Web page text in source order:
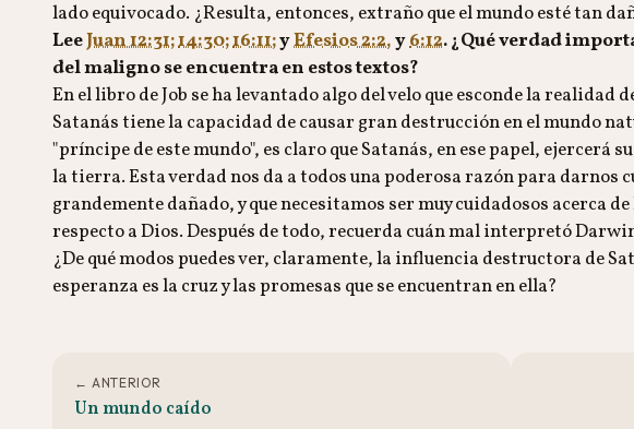
lado equivocado. ¿Resulta, entonces, extraño que el mundo esté tan
LeeJuan 12:31;14:30;16:11;yEfesios 2:2,y6:12. ¿Qué verdad
del maligno se encuentra en estos textos?
En el libro de Job se ha levantado algo del velo que esconde la realidad
Satanás tiene la capacidad de causar gran destrucción en el mundo
"príncipe de este mundo", es claro que Satanás, en ese papel, ejercerá
la tierra. Esta verdad nos da a todos una poderosa razón para darnos
grandemente dañado, y que necesitamos ser muy cuidadosos acerca
respecto a Dios. Después de todo, recuerda cuán mal interpretó
¿De qué modos puedes ver, claramente, la influencia destructora de
esperanza es la cruz y las promesas que se encuentran en ella?
← ANTERIOR
Un mundo caído